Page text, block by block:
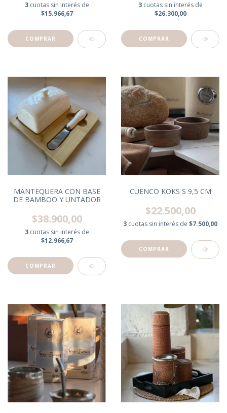
3 cuotas sin interés de
$15.966,67
3 cuotas sin interés de
$26.300,00
MANTEQUERA CON BASE
DE BAMBOO Y UNTADOR
$38.900,00
3 cuotas sin interés de
$12.966,67
CUENCO KOKS S 9,5 CM
$22.500,00
3 cuotas sin interés de $7.500,00